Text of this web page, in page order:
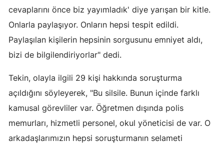
cevaplarını önce biz yayımladık' diye yarışan bir kitle.
Onlarla paylaşıyor. Onların hepsi tespit edildi.
Paylaşılan kişilerin hepsinin sorgusunu emniyet aldı,
bizi de bilgilendiriyorlar" dedi.
Tekin, olayla ilgili 29 kişi hakkında soruşturma
açıldığını söyleyerek, "Bu silsile. Bunun içinde farklı
kamusal görevliler var. Öğretmen dışında polis
memurları, hizmetli personel, okul yöneticisi de var. O
arkadaşlarımızın hepsi soruşturmanın selameti